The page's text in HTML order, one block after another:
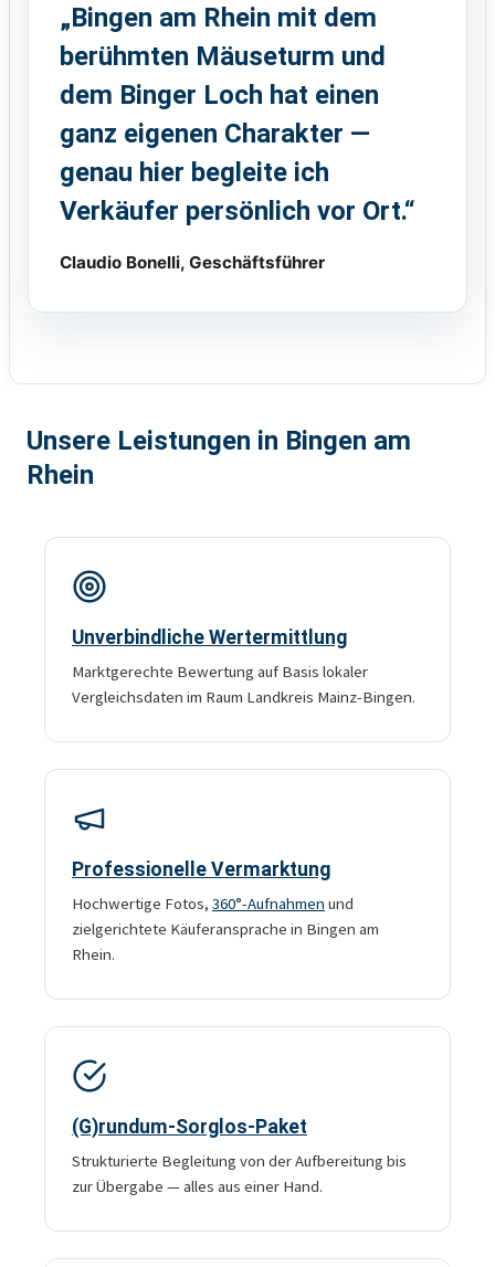
„Bingen am Rhein mit dem
berühmten Mäuseturm und
dem Binger Loch hat einen
ganz eigenen Charakter —
genau hier begleite ich
Verkäufer persönlich vor Ort.“
Claudio Bonelli, Geschäftsführer
Unsere Leistungen in Bingen am
Rhein
Unverbindliche Wertermittlung
Marktgerechte Bewertung auf Basis lokaler
Vergleichsdaten im Raum Landkreis Mainz-Bingen.
Professionelle Vermarktung
Hochwertige Fotos, 360°-Aufnahmen und
zielgerichtete Käuferansprache in Bingen am
Rhein.
(G)rundum-Sorglos-Paket
Strukturierte Begleitung von der Aufbereitung bis
zur Übergabe — alles aus einer Hand.